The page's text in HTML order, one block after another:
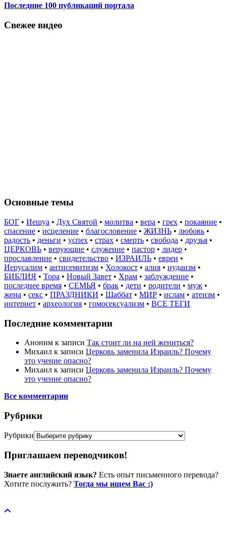
Последние 100 публикаций портала
Свежее видео
Основные темы
БОГ • Иешуа • Дух Святой • молитва • вера • грех • покаяние •
спасение • исцеление • благословение • ЖИЗНЬ • любовь •
радость • деньги • успех • страх • смерть • свобода • друзья •
ЦЕРКОВЬ • верующие • служение • пастор • лидер •
прославление • свидетельство • ИЗРАИЛЬ • евреи •
Иерусалим • антисемитизм • Холокост • алия • иудаизм •
БИБЛИЯ • Тора • Новый Завет • Храм • заблуждение •
последнее время • СЕМЬЯ • брак • дети • родители • муж •
жена • секс • ПРАЗДНИКИ • Шаббат • МИР • ислам • атеизм •
интернет • археология • гомосексуализм • ВСЕ ТЕГИ
Последние комментарии
Аноним к записи Так стоит ли на ней жениться?
Михаил к записи Церковь заменила Израиль? Почему
это учение опасно?
Михаил к записи Церковь заменила Израиль? Почему
это учение опасно?
Все комментарии
Рубрики
Рубрики
Приглашаем переводчиков!
Знаете английский язык? Есть опыт письменного перевода?
Хотите послужить? Тогда мы ищем Вас :)